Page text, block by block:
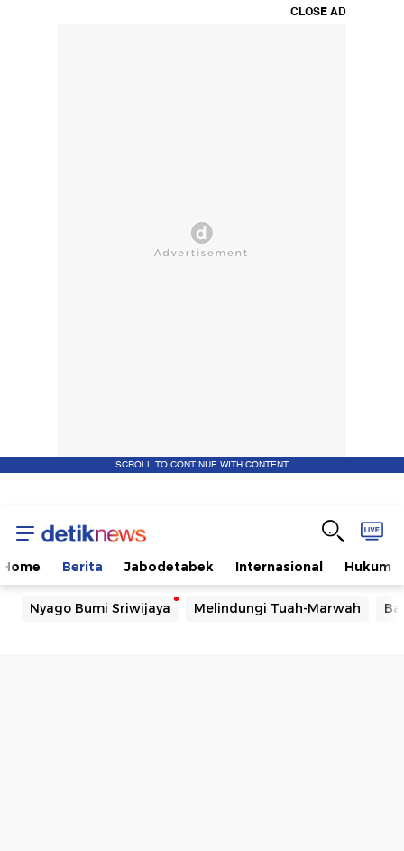
CLOSE AD
SCROLL TO CONTINUE WITH CONTENT
Home Berita Jabodetabek Internasional Hukum
Nyago Bumi Sriwijaya Melindungi Tuah-Marwah